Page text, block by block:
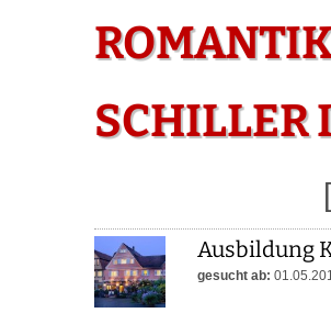
SCHILLER
Ausbildung
gesucht ab: